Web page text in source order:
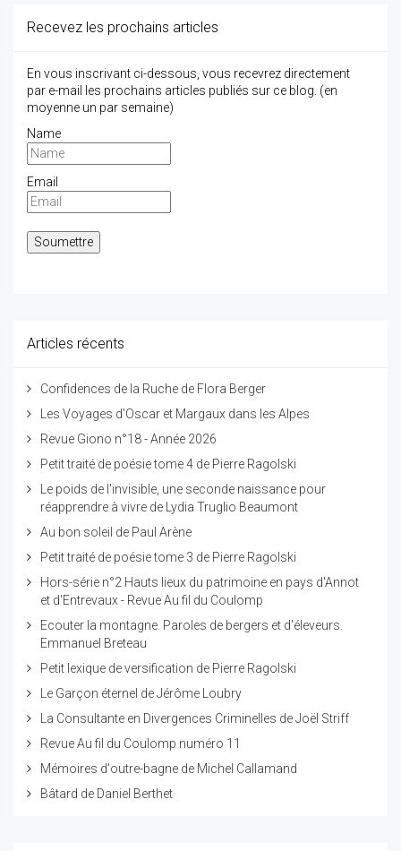
Recevez les prochains articles
En vous inscrivant ci-dessous, vous recevrez directement
par e-mail les prochains articles publiés sur ce blog. (en
moyenne un par semaine)
Name
Email
Articles récents
Confidences de la Ruche de Flora Berger
Les Voyages d'Oscar et Margaux dans les Alpes
Revue Giono n°18 - Année 2026
Petit traité de poésie tome 4 de Pierre Ragolski
Le poids de l'invisible, une seconde naissance pour
réapprendre à vivre de Lydia Truglio Beaumont
Au bon soleil de Paul Arène
Petit traité de poésie tome 3 de Pierre Ragolski
Hors-série n°2 Hauts lieux du patrimoine en pays d'Annot
et d'Entrevaux - Revue Au fil du Coulomp
Ecouter la montagne. Paroles de bergers et d'éleveurs.
Emmanuel Breteau
Petit lexique de versification de Pierre Ragolski
Le Garçon éternel de Jérôme Loubry
La Consultante en Divergences Criminelles de Joël Striff
Revue Au fil du Coulomp numéro 11
Mémoires d'outre-bagne de Michel Callamand
Bâtard de Daniel Berthet